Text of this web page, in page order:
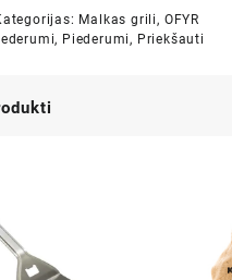
Malkas grili, OFYR
, Piederumi, Priekšauti